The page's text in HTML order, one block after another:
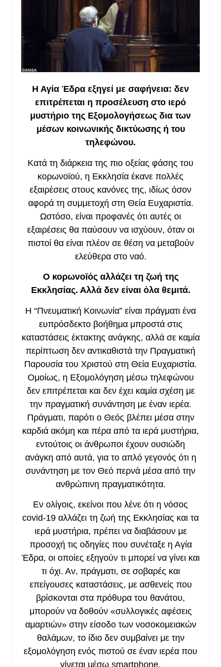
Η Αγία Έδρα εξηγεί με σαφήνεια: δεν
επιτρέπεται η προσέλευση στο ιερό
μυστήριο της Εξομολογήσεως δια των
μέσων κοινωνικής δικτύωσης ή του
τηλεφώνου.
Κατά τη διάρκεια της πιο οξείας φάσης του
κορωνοϊού, η Εκκλησία έκανε πολλές
εξαιρέσεις στους κανόνες της, ιδίως όσον
αφορά τη συμμετοχή στη Θεία Ευχαριστία.
Ωστόσο, είναι προφανές ότι αυτές οι
εξαιρέσεις θα παύσουν να ισχύουν, όταν οι
πιστοί θα είναι πλέον σε θέση να μεταβούν
ελεύθερα στο ναό.
Ο κορωνοϊός αλλάζει τη ζωή της
Εκκλησίας. Αλλά δεν είναι όλα θεμιτά.
Η “Πνευματική Κοινωνία” είναι πράγματι ένα
ευπρόσδεκτο βοήθημα μπροστά στις
καταστάσεις έκτακτης ανάγκης, αλλά σε καμία
περίπτωση δεν αντικαθιστά την Πραγματική
Παρουσία του Χριστού στη Θεία Ευχαριστία.
Ομοίως, η Εξομολόγηση μέσω τηλεφώνου
δεν επιτρέπεται και δεν έχει καμία σχέση με
την πραγματική συνάντηση με έναν ιερέα.
Πράγματι, παρότι ο Θεός βλέπει μέσα στην
καρδιά ακόμη και πέρα από τα ιερά μυστήρια,
εντούτοις οι άνθρωποι έχουν ουσιώδη
ανάγκη από αυτά, για το απλό γεγονός ότι η
συνάντηση με τον Θεό περνά μέσα από την
ανθρώπινη πραγματικότητα.
Εν ολίγοις, εκείνοι που λένε ότι η νόσος
covid-19 αλλάζει τη ζωή της Εκκλησίας και τα
ιερά μυστήρια, πρέπει να διαβάσουν με
προσοχή τις οδηγίες που συνέταξε η Αγία
Έδρα, οι οποίες εξηγούν τι μπορεί να γίνει και
τι όχι. Αν, πράγματι, σε σοβαρές και
επείγουσες καταστάσεις, με ασθενείς που
βρίσκονται στα πρόθυρα του θανάτου,
μπορούν να δοθούν «συλλογικές αφέσεις
αμαρτιών» στην είσοδο των νοσοκομειακών
θαλάμων, το ίδιο δεν συμβαίνει με την
εξομολόγηση ενός πιστού σε έναν ιερέα που
γίνεται μέσω smartphone.